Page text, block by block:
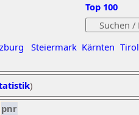
Steiermark Kärnten Tirol
Top 100
)
pnr